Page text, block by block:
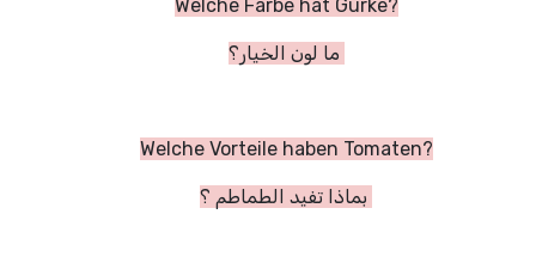
Welche Farbe hat Gurke?
Welche Vorteile haben Tomaten?